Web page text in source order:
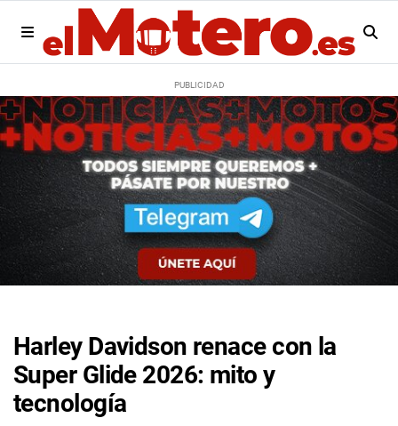
Harley Davidson renace con la
Super Glide 2026: mito y
tecnología